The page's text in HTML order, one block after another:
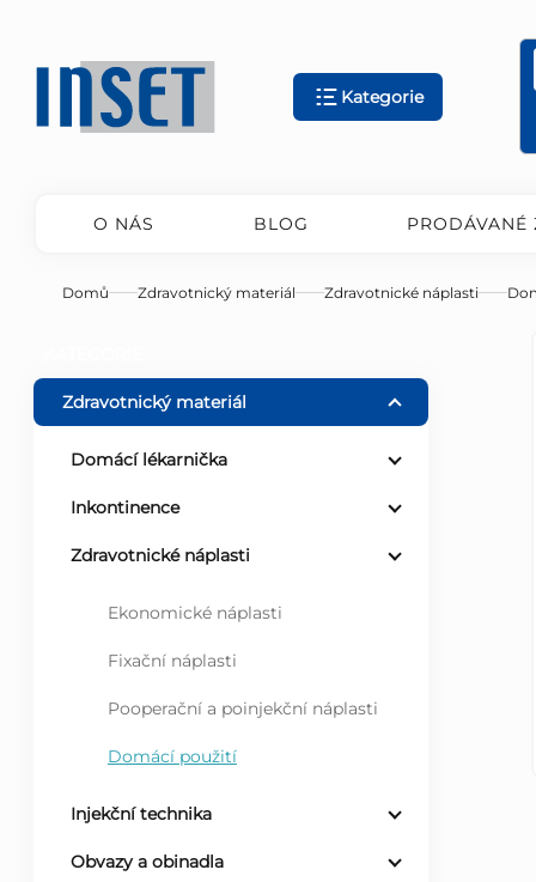
obsah
Kategorie
O NÁS BLOG PRODÁVANÉ
Domů Zdravotnický materiál Zdravotnické náplasti
o Zdravotnický materiál
Domácí lékarnička
Inkontinence
Zdravotnické náplasti
Ekonomické náplasti
Fixační náplasti
Pooperační a poinjekční náplasti
Domácí použití
Injekční technika
Obvazy a obinadla